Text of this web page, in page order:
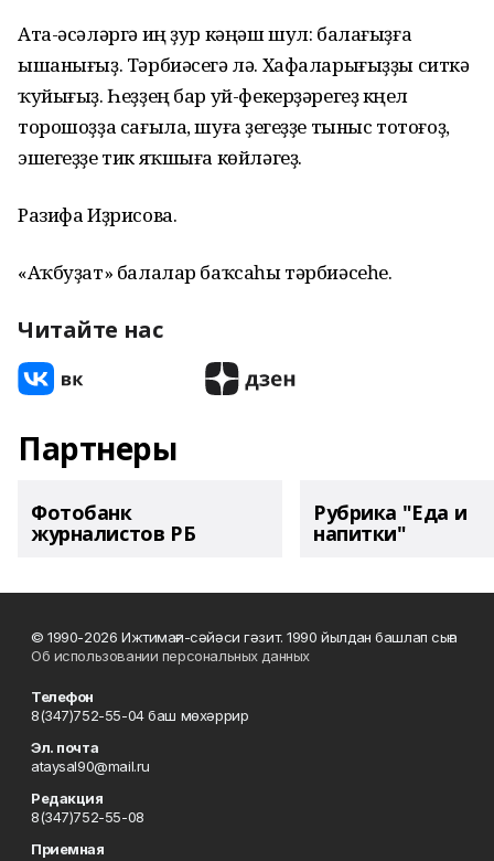
Ата-әсәләргә иң ҙур кәңәш шул: балағыҙға
ышанығыҙ. Тәрбиәсегә лә. Хафаларығыҙҙы ситкә
ҡуйығыҙ. Һеҙҙең бар уй-фекерҙәрегеҙ күңел
торошоҙҙа сағыла, шуға үҙегеҙҙе тыныс тотоғоҙ,
эшегеҙҙе тик яҡшыға көйләгеҙ.
Разифа Иҙрисова.
«Аҡбуҙат» балалар баҡсаһы тәрбиәсеһе.
Читайте нас
Партнеры
Фотобанк
журналистов РБ
Рубрика "Еда и
напитки"
© 1990-2026 Ижтимағи-сәйәси гәзит. 1990 йылдан башлап сыға
Об использовании персональных данных
Телефон
8(347)752-55-04 баш мөхәррир
Эл. почта
ataysal90@mail.ru
Редакция
8(347)752-55-08
Приемная